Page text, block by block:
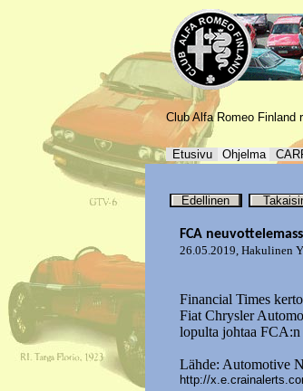
Club Alfa Romeo Finland
Etusivu Ohjelma
Edellinen
FCA
26.05.2019, Hakulinen
Financial Times
Fiat Chrysler
lopulta johtaa FCA:n
Lähde: Automotive
http://